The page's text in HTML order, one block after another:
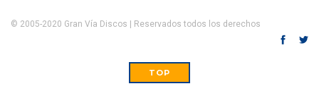
© 2005-2020 Gran Vía Discos | Reservados todos los derechos
TOP